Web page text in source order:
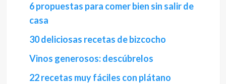
6 propuestas para comer bien sin salir de
casa
30 deliciosas recetas de bizcocho
Vinos generosos: descúbrelos
22 recetas muy fáciles con plátano